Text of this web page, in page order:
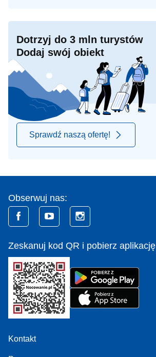
Dotrzyj do 3 mln turystów
Dodaj swój obiekt
Sprawdź naszą ofertę!
Obserwuj nas:
Zeskanuj kod QR i pobierz aplikację
Kontakt